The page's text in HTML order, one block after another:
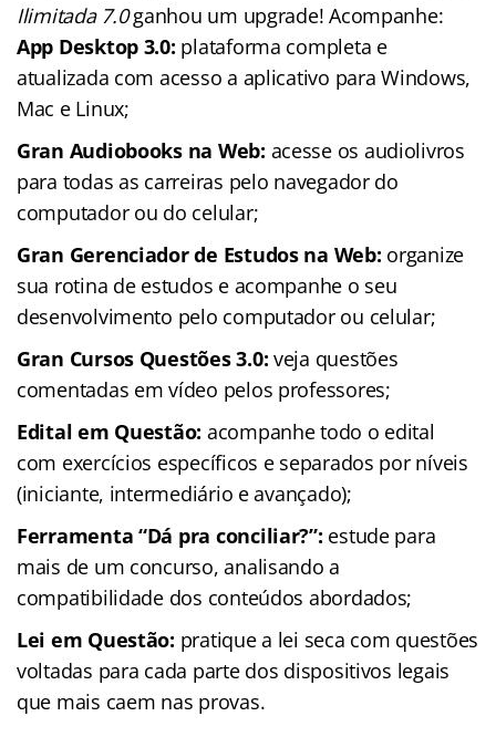
Ilimitada 7.0ganhou um upgrade! Acompanhe:
App Desktop 3.0: plataforma completa e
atualizada com acesso a aplicativo para Windows,
Mac e Linux;
Gran Audiobooks na Web: acesse os audiolivros
para todas as carreiras pelo navegador do
computador ou do celular;
Gran Gerenciador de Estudos na Web: organize
sua rotina de estudos e acompanhe o seu
desenvolvimento pelo computador ou celular;
Gran Cursos Questões 3.0: veja questões
comentadas em vídeo pelos professores;
Edital em Questão: acompanhe todo o edital
com exercícios específicos e separados por níveis
(iniciante, intermediário e avançado);
Ferramenta “Dá pra conciliar?”: estude para
mais de um concurso, analisando a
compatibilidade dos conteúdos abordados;
Lei em Questão: pratique a lei seca com questões
voltadas para cada parte dos dispositivos legais
que mais caem nas provas.